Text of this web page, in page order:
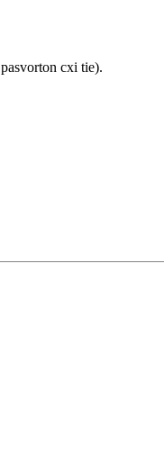
cxi tie).